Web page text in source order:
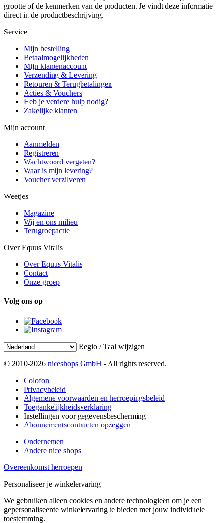
grootte of de kenmerken van de producten. Je vindt deze informatie
direct in de productbeschrijving.
Service
Mijn bestelling
Betaalmogelijkheden
Mijn klantenaccount
Verzending & Levering
Retouren & Terugbetalingen
Acties & Vouchers
Heb je verdere hulp nodig?
Zakelijke klanten
Mijn account
Aanmelden
Registreren
Wachtwoord vergeten?
Waar is mijn levering?
Voucher verzilveren
Weetjes
Magazine
Wij en ons milieu
Terugroepactie
Over Equus Vitalis
Over Equus Vitalis
Contact
Onze groep
Volg ons op
Regio / Taal wijzigen
© 2010-2026 niceshops GmbH - All rights reserved.
Colofon
Privacybeleid
Algemene voorwaarden en herroepingsbeleid
Toegankelijkheidsverklaring
Instellingen voor gegevensbescherming
Abonnementscontracten opzeggen
Ondernemen
Andere nice shops
Overeenkomst herroepen
Personaliseer je winkelervaring
We gebruiken alleen cookies en andere technologieën om je een
gepersonaliseerde winkelervaring te bieden met jouw individuele
toestemming.